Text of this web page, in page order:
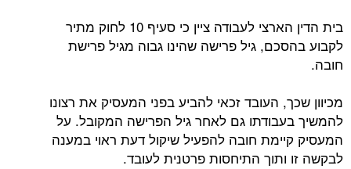
בית הדין הארצי לעבודה ציין כי סעיף 10 לחוק מתיר
לקבוע בהסכם, גיל פרישה שהינו גבוה מגיל פרישת
חובה.
מכיוון שכך, העובד זכאי להביע בפני המעסיק את רצונו
להמשיך בעבודתו גם לאחר גיל הפרישה המקובל. על
המעסיק קיימת חובה להפעיל שיקול דעת ראוי במענה
לבקשה זו ותוך התיחסות פרטנית לעובד.